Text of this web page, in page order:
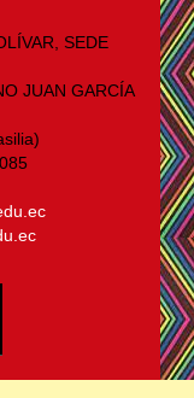
SEDE
JUAN GARCÍA